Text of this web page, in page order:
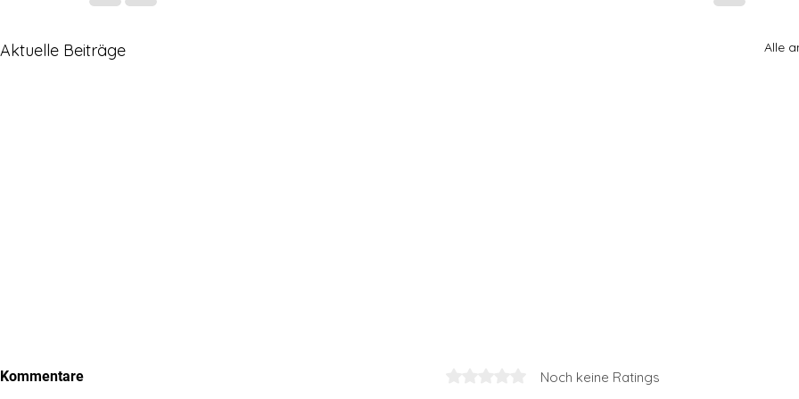
Aktuelle Beiträge Alle
Kommentare Mit 0 von 5 Sternen bewertet.
Noch keine Ratings